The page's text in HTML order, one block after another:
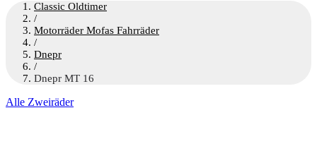
Classic Oldtimer
/
Motorräder Mofas Fahrräder
/
Dnepr
/
Dnepr MT 16
Alle Zweiräder